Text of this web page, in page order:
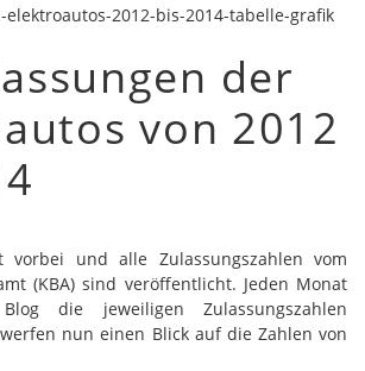
der
von 2012
vorbei und alle Zulassungszahlen vom
(KBA) sind veröffentlicht. Jeden Monat
die jeweiligen Zulassungszahlen
nun einen Blick auf die Zahlen von